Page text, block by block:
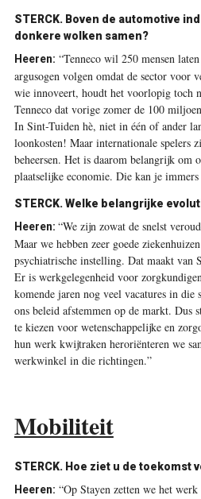
STERCK. Boven de automotive
donkere wolken samen?
Heeren: “Tenneco wil 250 mensen
argusogen volgen omdat de sector voor
wie innoveert, houdt het voorlopig toch
Tenneco dat vorige zomer de 100
In Sint-Tuiden hè, niet in één of ander
loonkosten! Maar internationale spelers
beheersen. Het is daarom belangrijk om
plaatselijke economie. Die kan je
STERCK. Welke belangrijke
Heeren: “We zijn zowat de snelst
Maar we hebben zeer goede
psychiatrische instelling. Dat maakt van
Er is werkgelegenheid voor
komende jaren nog veel vacatures in die
ons beleid afstemmen op de markt. Dus
te kiezen voor wetenschappelijke en
hun werk kwijtraken heroriënteren we
werkwinkel in die richtingen.”
Mobiliteit
STERCK. Hoe ziet u de toekomst
Heeren: “Op Stayen zetten we het